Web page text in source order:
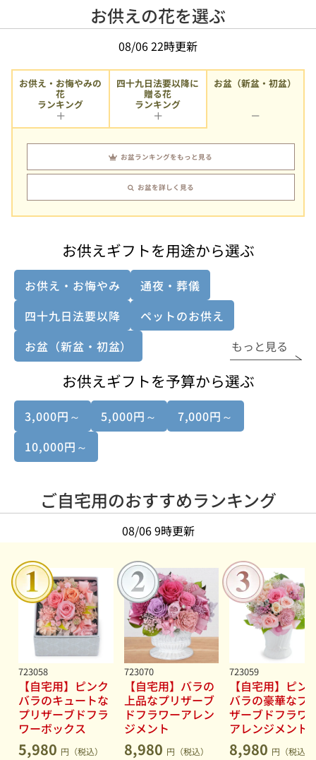
お供えの花を選ぶ
08/06 22時更新
お供え・お悔やみの
花
ランキング
四十九日法要以降に
贈る花
ランキング
お盆（新盆・初盆）
お盆ランキングをもっと見る
お盆を詳しく見る
お供えギフトを用途から選ぶ
お供え・お悔やみ
通夜・葬儀
四十九日法要以降
ペットのお供え
お盆（新盆・初盆）
もっと見る
お供えギフトを予算から選ぶ
3,000円～ 5,000円～
7,000円～
10,000円～
ご自宅用のおすすめランキング
08/06 9時更新
723058
【自宅用】ピンク
バラのキュートな
プリザーブドフラ
ワーボックス
5,980 円（税込）
723070
【自宅用】バラの
上品なプリザーブ
ドフラワーアレン
ジメント
8,980 円（税込）
723059
【自宅用】ピン
バラの豪華なプ
ザーブドフラワ
アレンジメント
8,980 円（税込）